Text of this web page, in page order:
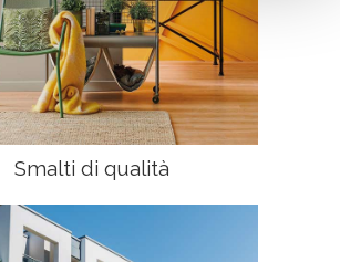
Smalti di qualità